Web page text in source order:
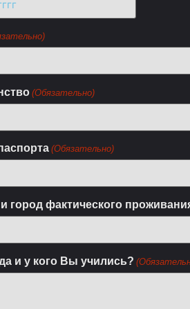
(Обязательно)
(Обязательно)
город фактического
и у кого Вы учились?